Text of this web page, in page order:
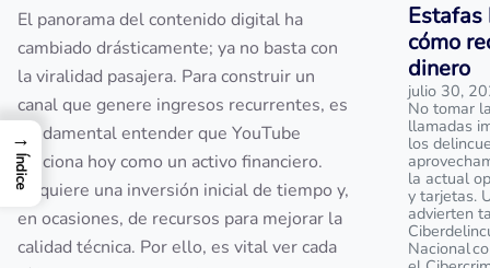
El panorama del contenido digital ha
cambiado drásticamente; ya no basta con
la viralidad pasajera. Para construir un
canal que genere ingresos recurrentes, es
fundamental entender que YouTube
funciona hoy como un activo financiero.
Requiere una inversión inicial de tiempo y,
en ocasiones, de recursos para mejorar la
calidad técnica. Por ello, es vital ver cada
Estafas
cómo
dinero
julio 30,
No tomar
llamadas
los
la actual
y tarjetas.
advierten
Nacional
→
Índice